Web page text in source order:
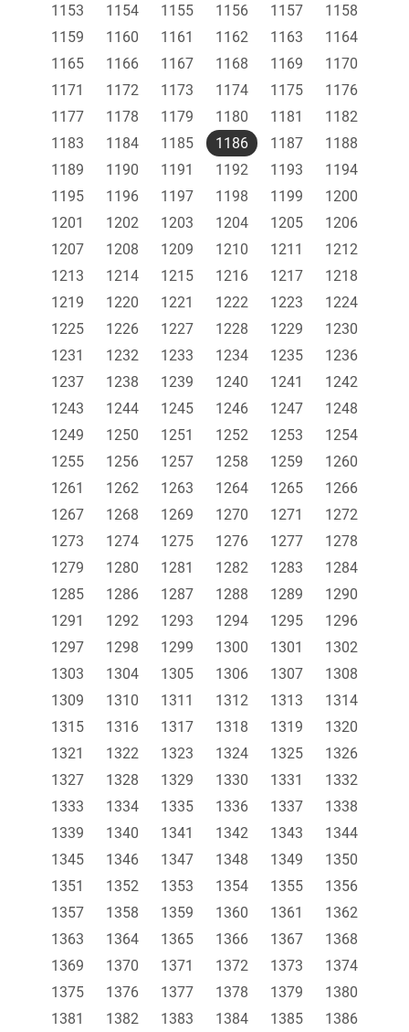
1153 1154 1155 1156 1157
1158
1159
1160 1161 1162 1163
1164
1165
1166 1167 1168 1169
1170
1171
1172 1173 1174 1175
1176
1177
1178 1179 1180 1181
1182
1183
1184 1185 1186 1187
1188
1189
1190 1191 1192 1193
1194
1195
1196 1197 1198 1199
1200
1201
1202 1203 1204 1205
1206
1207
1208 1209 1210 1211
1212
1213
1214 1215 1216 1217
1218
1219
1220 1221 1222 1223
1224
1225
1226 1227 1228 1229
1230
1231
1232 1233 1234 1235
1236
1237
1238 1239 1240 1241
1242
1243
1244 1245 1246 1247
1248
1249
1250 1251 1252 1253
1254
1255
1256 1257 1258 1259
1260
1261
1262 1263 1264 1265
1266
1267
1268 1269 1270 1271
1272
1273
1274 1275 1276 1277
1278
1279
1280 1281 1282 1283
1284
1285
1286 1287 1288 1289
1290
1291
1292 1293 1294 1295
1296
1297
1298 1299 1300 1301
1302
1303
1304 1305 1306 1307
1308
1309
1310 1311 1312 1313
1314
1315
1316 1317 1318 1319
1320
1321
1322 1323 1324 1325
1326
1327
1328 1329 1330 1331
1332
1333
1334 1335 1336 1337
1338
1339
1340 1341 1342 1343
1344
1345
1346 1347 1348 1349
1350
1351
1352 1353 1354 1355
1356
1357
1358 1359 1360 1361
1362
1363
1364 1365 1366 1367
1368
1369
1370 1371 1372 1373
1374
1375
1376 1377 1378 1379
1380
1381
1382 1383 1384 1385
1386